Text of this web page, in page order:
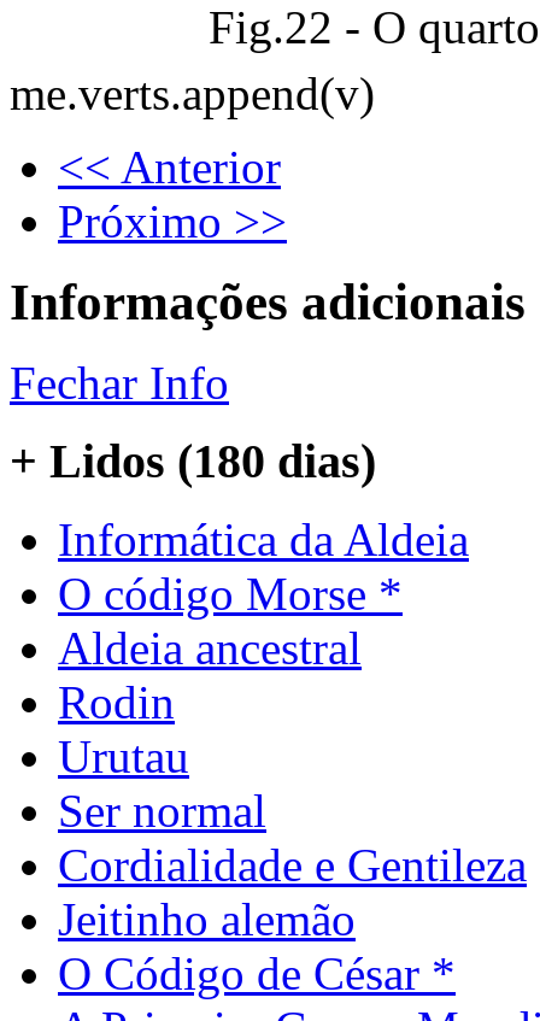
Fig.22 - O
me.verts.append(v)
<< Anterior
Próximo >>
Informações adicionais
Fechar Info
+ Lidos (180 dias)
Informática da Aldeia
O código Morse *
Aldeia ancestral
Rodin
Urutau
Ser normal
Cordialidade e Gentileza
Jeitinho alemão
O Código de César *